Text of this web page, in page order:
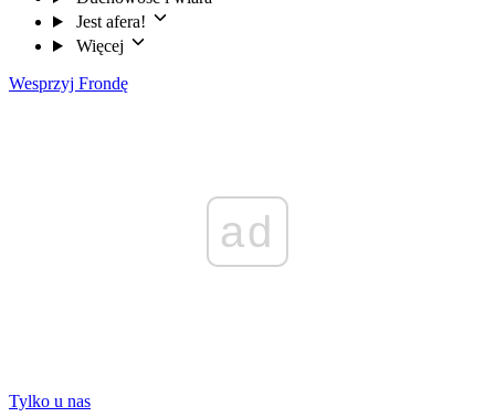
Jest afera!
Więcej
Wesprzyj Frondę
ad
Tylko u nas